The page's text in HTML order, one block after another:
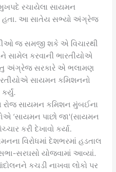
રચાયેલા સાયમન
હતા. આ સાતેય સભ્યો અંગ્રેજ
જ સમજી શકે એ વિચારથી
સામેલ કરવાની ભારતીયોએ
અંગ્રેજ સરકારે એ ભલામણ
સાયમન કમિશનનો
રોજ સાયમન કમિશન મુંબઈના
‘સાયમન પાછો જા'(સાયમન
કરી દેખાવો કર્યા.
વિરોધમાં દેશભરમાં હડતાલ
સરઘસો યોજવામાં આવ્યાં.
કચડી નાખવા લોકો પર